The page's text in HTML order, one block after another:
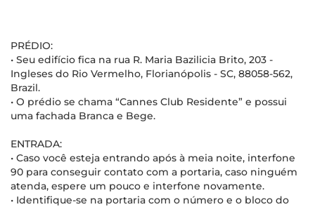
PRÉDIO:
• Seu edifício fica na rua R. Maria Bazilicia Brito, 203 -
Ingleses do Rio Vermelho, Florianópolis - SC, 88058-562,
Brazil.
• O prédio se chama “Cannes Club Residente” e possui
uma fachada Branca e Bege.
ENTRADA:
• Caso você esteja entrando após à meia noite, interfone
90 para conseguir contato com a portaria, caso ninguém
atenda, espere um pouco e interfone novamente.
• Identifique-se na portaria com o número e o bloco do